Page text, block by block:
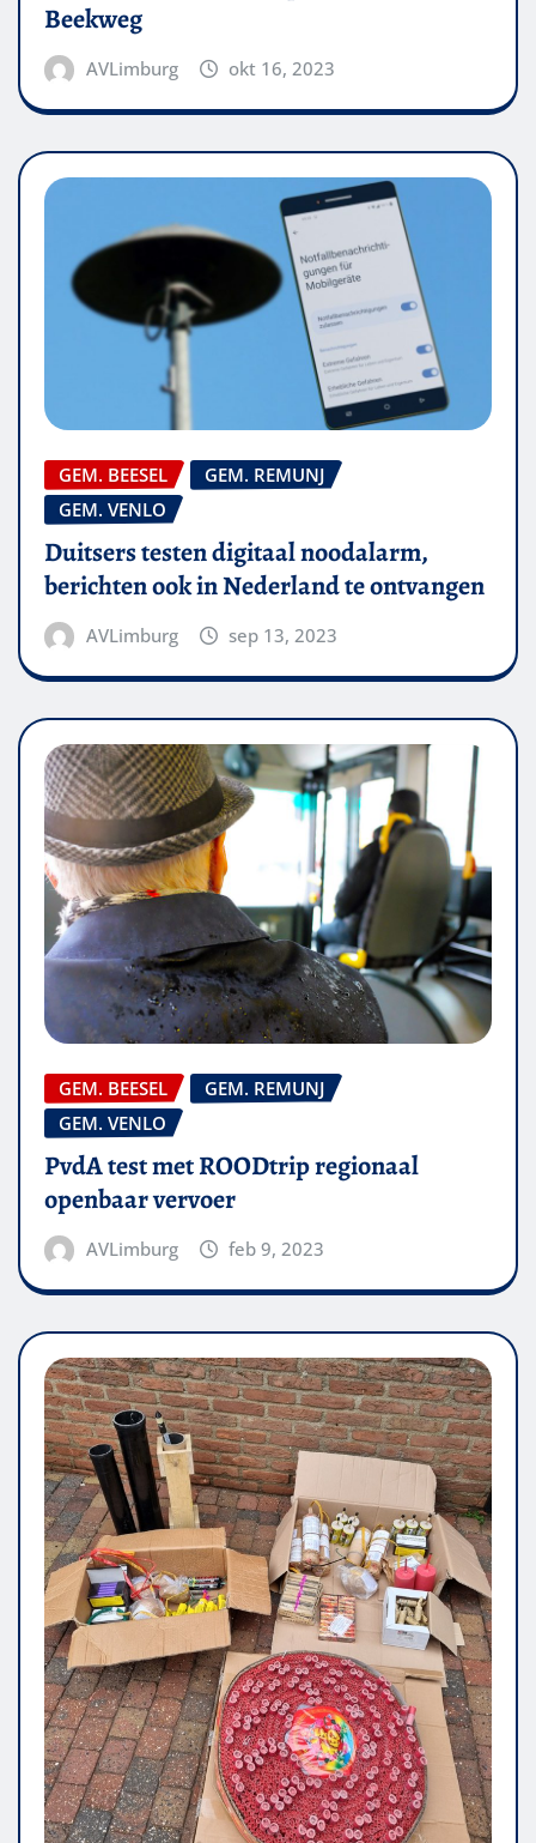
Beekweg
AVLimburg okt 16, 2023
GEM. BEESEL
GEM. REMUNJ
GEM. VENLO
Duitsers testen digitaal noodalarm,
berichten ook in Nederland te ontvangen
AVLimburg sep 13, 2023
GEM. BEESEL
GEM. REMUNJ
GEM. VENLO
PvdA test met ROODtrip regionaal
openbaar vervoer
AVLimburg feb 9, 2023